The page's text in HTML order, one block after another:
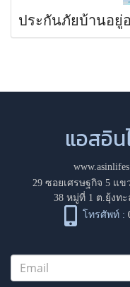
ประกันภัยบ้านอยู่อ
แอสอิน
29 ซอยเศรษฐกิจ 5 แข
38 หมู่ที่ 1 ต.ยุ้งท
โทรศัพท์ :